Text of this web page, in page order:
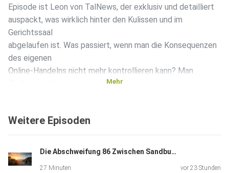
Episode ist Leon von TalNews, der exklusiv und detailliert
auspackt, was wirklich hinter den Kulissen und im
Gerichtssaal
abgelaufen ist. Was passiert, wenn man die Konsequenzen
des eigenen
Online-Handelns nicht mehr kontrollieren kann? Man
Geschichten und scheitert am Ende krachend an der harten
Die Aktenzeichen dieser Episode:Der Gerichtssaal-
Showdown: Wie die
Mehr
Weitere Episoden
Die Abschweifung 86 Zwischen Sandburgen, Katzen-PS & Barrierefreiheit: Wie geht Urlaub heute?
27 Minuten vor 23 Stunden